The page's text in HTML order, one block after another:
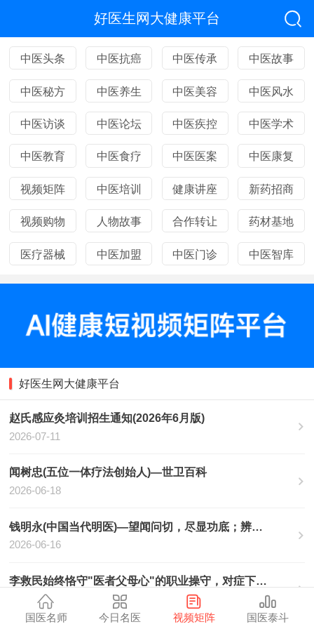
好医生网大健康平台
中医头条 中医抗癌 中医传承 中医故事
中医秘方 中医养生 中医美容 中医风水
中医访谈 中医论坛 中医疾控 中医学术
中医教育 中医食疗 中医医案 中医康复
视频矩阵 中医培训 健康讲座 新药招商
视频购物 人物故事 合作转让 药材基地
医疗器械 中医加盟 中医门诊 中医智库
好医生网大健康平台
赵氏感应灸培训招生通知(2026年6月版)
2026-07-11
闻树忠(五位一体疗法创始人)—世卫百科
2026-06-18
钱明永(中国当代明医)—望闻问切，尽显功底；辨证施治，药到病除—世卫百科
2026-06-16
李救民始终恪守"医者父母心"的职业操守，对症下药，绝不盲目收取医药费
2026-06-11
国医名师 今日名医 视频矩阵 国医泰斗